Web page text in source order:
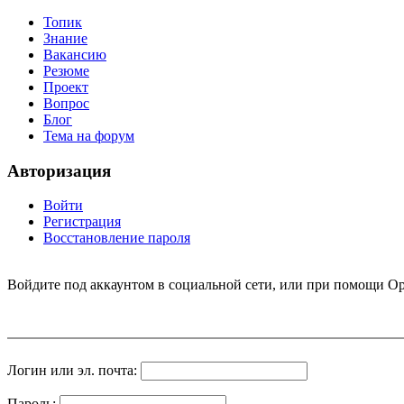
Топик
Знание
Вакансию
Резюме
Проект
Вопрос
Блог
Тема на форум
Авторизация
Войти
Регистрация
Восстановление пароля
Войдите под аккаунтом в социальной сети, или при помощи
Логин или эл. почта: